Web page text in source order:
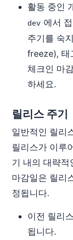
활동 중인
dev 에서
주기를 숙
freeze), 태
체크인 마
하세요.
릴리스 주기
일반적인 릴리
릴리스가 이루
기 내의 대략적
마감일은 릴리
정됩니다.
이전 릴리
됩니다.